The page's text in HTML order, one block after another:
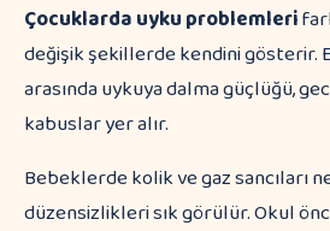
Çocuklarda uyku problemleri
değişik şekillerde kendini gösterir.
arasında uykuya dalma güçlüğü,
kabuslar yer alır.
Bebeklerde kolik ve gaz sancıları
düzensizlikleri sık görülür. Okul